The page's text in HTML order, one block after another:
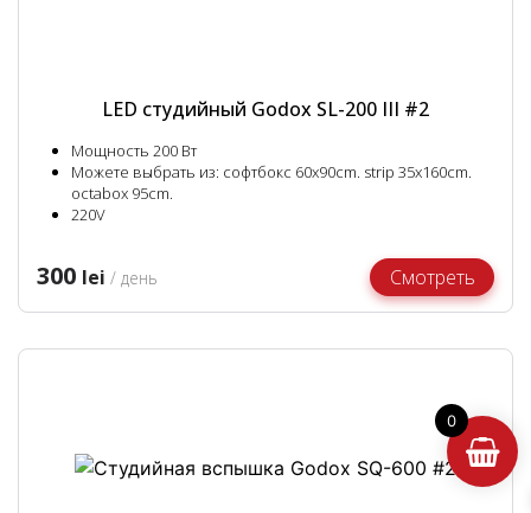
LED студийный Godox SL-200 III #2
Мощность 200 Вт
Можете выбрать из: софтбокс 60x90cm. strip 35x160cm.
octabox 95cm.
220V
300 lei / день Смотреть
0